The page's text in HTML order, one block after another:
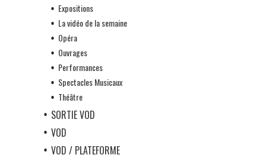
Expositions
La vidéo de la semaine
Opéra
Ouvrages
Performances
Spectacles Musicaux
Théâtre
SORTIE VOD
VOD
VOD / PLATEFORME